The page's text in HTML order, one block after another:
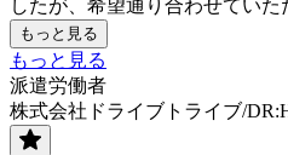
したが、希望通り合わせていた
もっと見る
もっと見る
派遣労働者
株式会社ドライブトライブ/